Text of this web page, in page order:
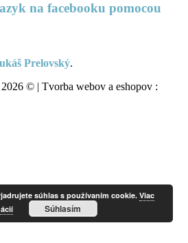
na facebooku pomocou
Prelovský.
© | Tvorba webov a eshopov :
súhlas s používaním cookie.Viac
Súhlasím